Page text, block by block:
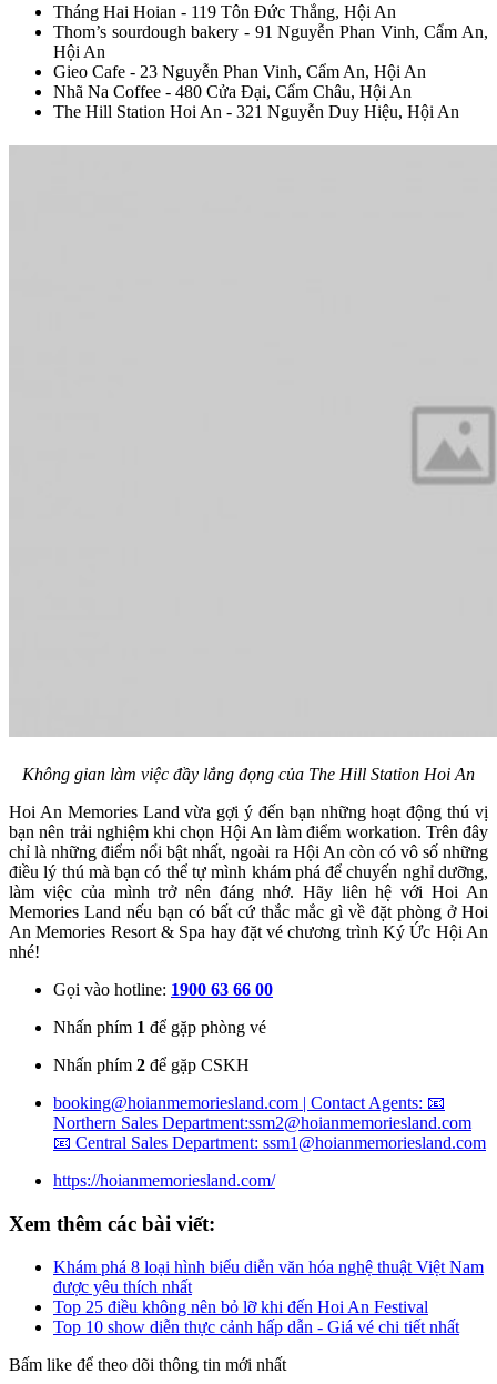
Tháng Hai Hoian - 119 Tôn Đức Thắng, Hội An
Thom’s sourdough bakery - 91 Nguyễn Phan Vinh, Cẩm An,
Hội An
Gieo Cafe - 23 Nguyễn Phan Vinh, Cẩm An, Hội An
Nhã Na Coffee - 480 Cửa Đại, Cẩm Châu, Hội An
The Hill Station Hoi An - 321 Nguyễn Duy Hiệu, Hội An
Không gian làm việc đầy lắng đọng của The Hill Station Hoi An
Hoi An Memories Land vừa gợi ý đến bạn những hoạt động thú vị
bạn nên trải nghiệm khi chọn Hội An làm điểm workation. Trên đây
chỉ là những điểm nổi bật nhất, ngoài ra Hội An còn có vô số những
điều lý thú mà bạn có thể tự mình khám phá để chuyến nghỉ dưỡng,
làm việc của mình trở nên đáng nhớ. Hãy liên hệ với Hoi An
Memories Land nếu bạn có bất cứ thắc mắc gì về đặt phòng ở Hoi
An Memories Resort & Spa hay đặt vé chương trình Ký Ức Hội An
nhé!
Gọi vào hotline: 1900 63 66 00
Nhấn phím 1 để gặp phòng vé
Nhấn phím 2 để gặp CSKH
booking@hoianmemoriesland.com | Contact Agents: 📧
Northern Sales Department:ssm2@hoianmemoriesland.com
📧 Central Sales Department: ssm1@hoianmemoriesland.com
https://hoianmemoriesland.com/
Xem thêm các bài viết:
Khám phá 8 loại hình biểu diễn văn hóa nghệ thuật Việt Nam
được yêu thích nhất
Top 25 điều không nên bỏ lỡ khi đến Hoi An Festival
Top 10 show diễn thực cảnh hấp dẫn - Giá vé chi tiết nhất
Bấm like để theo dõi thông tin mới nhất